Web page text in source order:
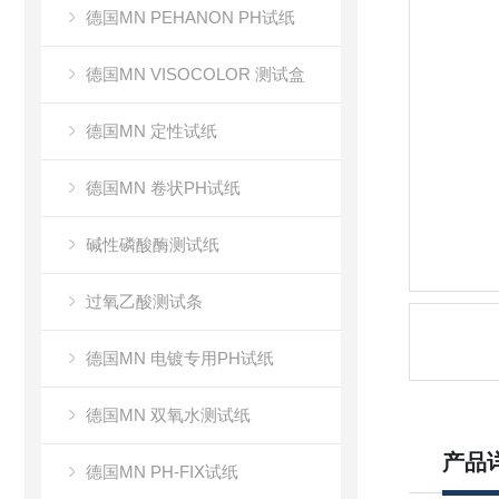
德国MN PEHANON PH试纸
德国MN VISOCOLOR 测试盒
德国MN 定性试纸
德国MN 卷状PH试纸
碱性磷酸酶测试纸
过氧乙酸测试条
德国MN 电镀专用PH试纸
德国MN 双氧水测试纸
德国MN PH-FIX试纸 产品